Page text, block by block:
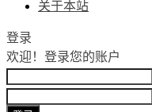
关于本站
登录
欢迎！ 登录您的账户